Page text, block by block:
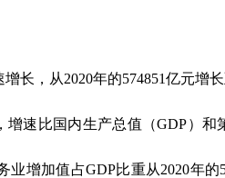
长，从2020年的574851亿元增
，增速比国内生产总值（GDP）和
业增加值占GDP比重从2020年的